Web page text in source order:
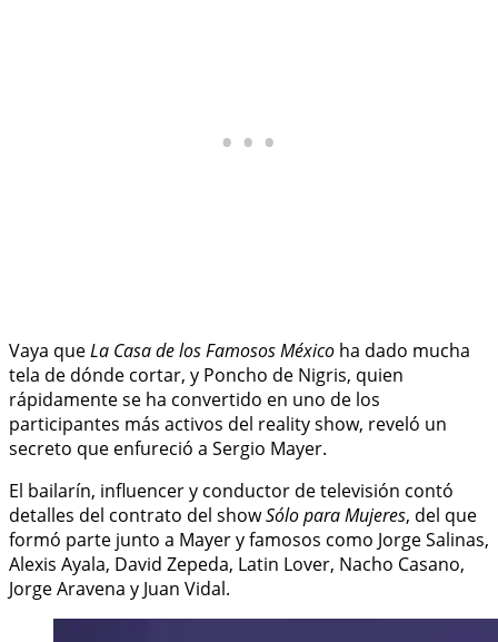
Vaya queLa Casa de los Famosos México ha dado mucha
tela de dónde cortar, y Poncho de Nigris, quien
rápidamente se ha convertido en uno de los
participantes más activos del reality show, reveló un
secreto que enfureció a Sergio Mayer.
El bailarín, influencer y conductor de televisión contó
detalles del contrato del showSólo para Mujeres, del que
formó parte junto a Mayer y famosos como Jorge Salinas,
Alexis Ayala, David Zepeda, Latin Lover, Nacho Casano,
Jorge Aravena y Juan Vidal.